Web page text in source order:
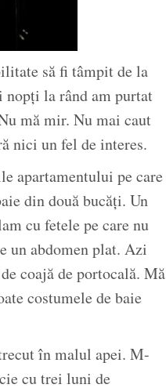
să fi tâmpit de la
la rând am purtat
mă mir. Nu mai caut
nici un fel de interes.
apartamentului pe care
din două bucăți. Un
cu fetele pe care nu
un abdomen plat. Azi
coajă de portocală. Mă
costumele de baie
în malul apei. M-
cu trei luni de